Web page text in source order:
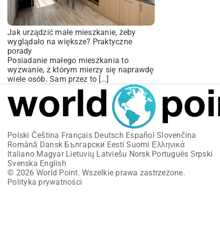
Jak urządzić małe mieszkanie, żeby
wyglądało na większe? Praktyczne
porady
Posiadanie małego mieszkania to
wyzwanie, z którym mierzy się naprawdę
wiele osób. Sam przez to […]
Polski Čeština Français Deutsch Español Slovenčina
Română Dansk Български Eesti Suomi Ελληνικά
Italiano Magyar Lietuvių Latviešu Norsk Português Srpski
Svenska English
© 2026 World Point. Wszelkie prawa zastrzeżone.
Polityka prywatności